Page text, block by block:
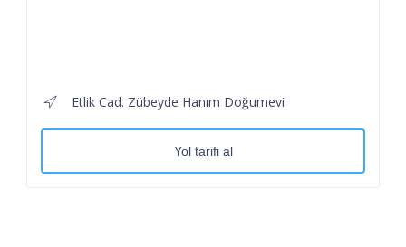
Etlik Cad. Zübeyde Hanım Doğumevi
Yol tarifi al